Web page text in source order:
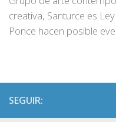
creativa, Santurce es
Ponce hacen posible
SEGUIR: